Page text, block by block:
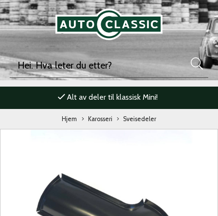
Alt av deler til klassisk Mini!
Hjem Karosseri Sveisedeler